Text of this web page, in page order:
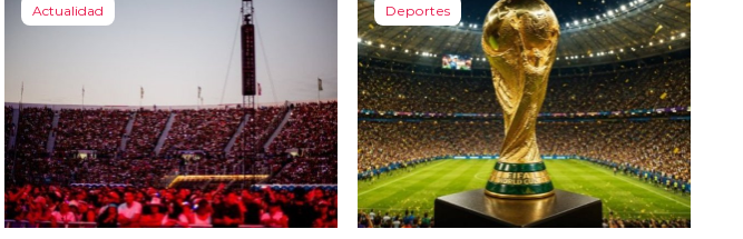
Actualidad Deportes